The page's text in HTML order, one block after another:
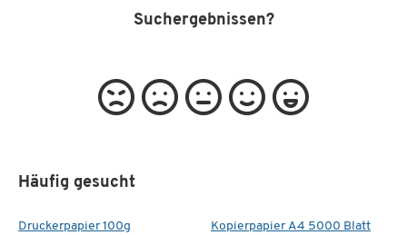
Suchergebnissen?
Häufig gesucht
Druckerpapier 100g
Kopierpapier A4 5000 Blatt